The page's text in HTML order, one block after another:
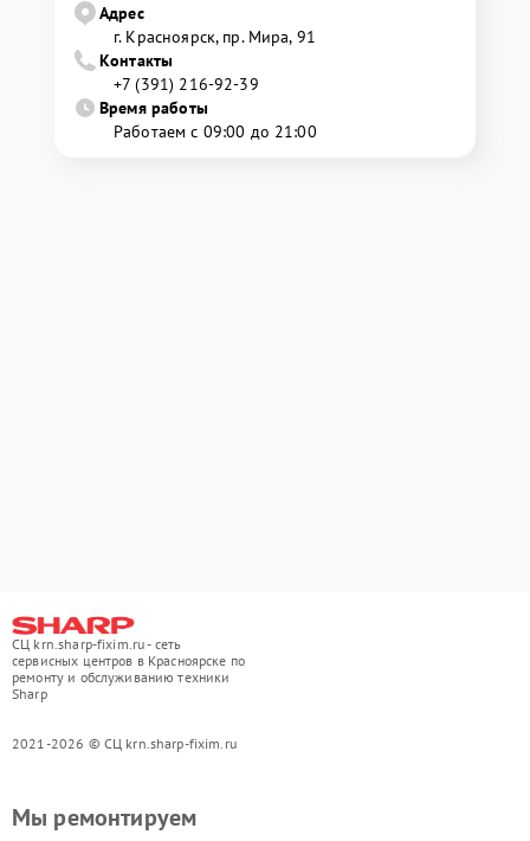
Адрес
г. Красноярск, ​пр. Мира, 91
Контакты
+7 (391) 216-92-39
Время работы
Работаем с 09:00 до 21:00
СЦ krn.sharp-fixim.ru - сеть
сервисных центров в Красноярске по
ремонту и обслуживанию техники
Sharp
2021-2026 © СЦ krn.sharp-fixim.ru
Мы ремонтируем